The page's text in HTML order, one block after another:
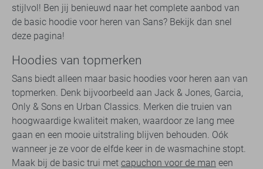
stijlvol! Ben jij benieuwd naar het complete aanbod van
de basic hoodie voor heren van Sans? Bekijk dan snel
deze pagina!
Hoodies van topmerken
Sans biedt alleen maar basic hoodies voor heren aan van
topmerken. Denk bijvoorbeeld aan Jack & Jones, Garcia,
Only & Sons en Urban Classics. Merken die truien van
hoogwaardige kwaliteit maken, waardoor ze lang mee
gaan en een mooie uitstraling blijven behouden. Oók
wanneer je ze voor de elfde keer in de wasmachine stopt.
Maak bij de basic trui met capuchon voor de man een